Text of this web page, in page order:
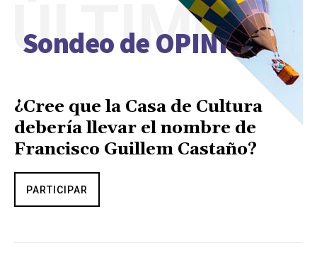
Sondeo de OPINIÓN
ÚLTIMO
¿Cree que la Casa de Cultura
debería llevar el nombre de
Francisco Guillem Castaño?
PARTICIPAR